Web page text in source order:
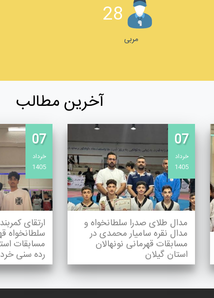
28
مربی
آخرین مطالب
07
خرداد
1405
مدال طلای صدرا سلطانخواه و
مدال نقره سامیار محمدی در
مسابقات قهرمانی نونهالان
استان گیلان
07
خرداد
1405
سلطانخواه
مسابقات
رده سنی